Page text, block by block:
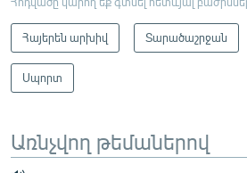
Հայերեն արխիվ Տարածաշրջան
Սպորտ
Առնչվող թեմաներով